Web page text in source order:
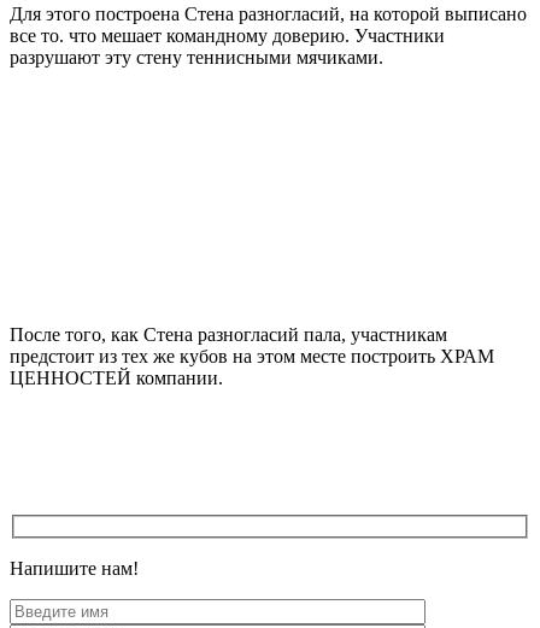
Для этого построена Стена разногласий, на которой выписано
все то. что мешает командному доверию. Участники
разрушают эту стену теннисными мячиками.
После того, как Стена разногласий пала, участникам
предстоит из тех же кубов на этом месте построить ХРАМ
ЦЕННОСТЕЙ компании.
Напишите нам!